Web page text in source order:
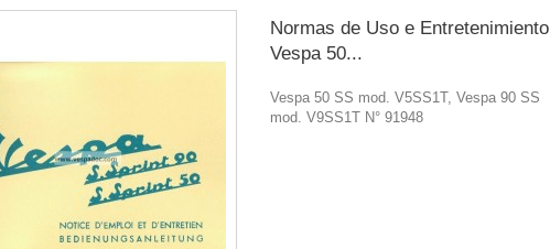
Normas de Uso e Entretenimiento
Vespa 50...
Vespa 50 SS mod. V5SS1T, Vespa 90 SS
mod. V9SS1T N° 91948